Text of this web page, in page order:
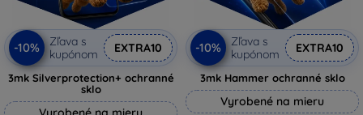
-10%
Zľava s
kupónom
EXTRA10
3mk Silverprotection+ ochranné
sklo
-10%
Zľava s
kupónom
EXTRA10
3mk Hammer ochranné sklo
Vyrobené na mieru